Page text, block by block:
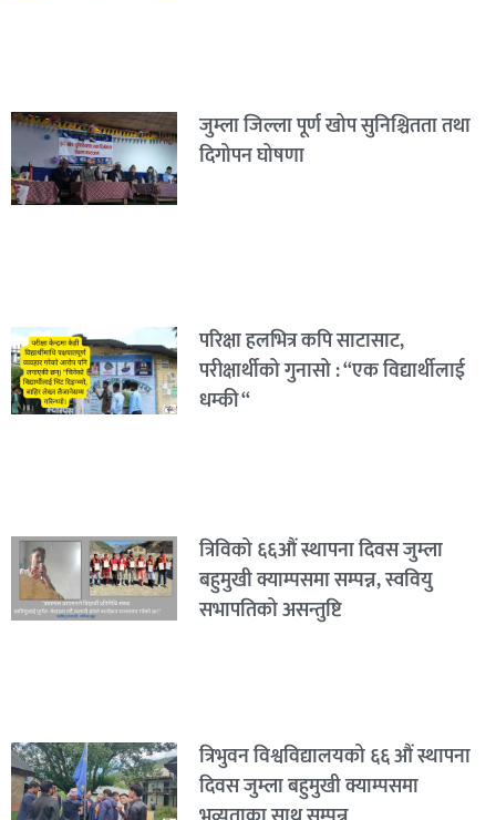
जुम्ला जिल्ला पूर्ण खोप सुनिश्चितता तथा
दिगोपन घोषणा
परिक्षा हलभित्र कपि साटासाट,
परीक्षार्थीको गुनासो : “एक विद्यार्थीलाई
धम्की “
त्रिविको ६६औं स्थापना दिवस जुम्ला
बहुमुखी क्याम्पसमा सम्पन्न, स्ववियु
सभापतिको असन्तुष्टि
त्रिभुवन विश्वविद्यालयको ६६ औं स्थापना
दिवस जुम्ला बहुमुखी क्याम्पसमा